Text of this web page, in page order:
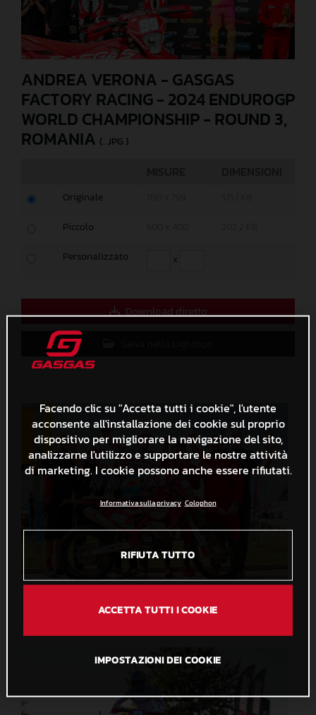
ANDREA VERONA - GASGAS
FACTORY RACING - 2024 ENDUROGP
WORLD CHAMPIONSHIP - ROUND 3,
ROMANIA (. JPG )
Originale
Piccolo
Personalizzato x
Download diretto
5,2 MB.JPG
Facendo clic su "Accetta tutti i cookie", l'utente
acconsente all'installazione dei cookie sul proprio
dispositivo per migliorare la navigazione del sito,
analizzarne l'utilizzo e supportare le nostre attività
di marketing. I cookie possono anche essere rifiutati.
Informativa sulla privacy Colophon
RIFIUTA TUTTO
ACCETTA TUTTI I COOKIE
IMPOSTAZIONI DEI COOKIE